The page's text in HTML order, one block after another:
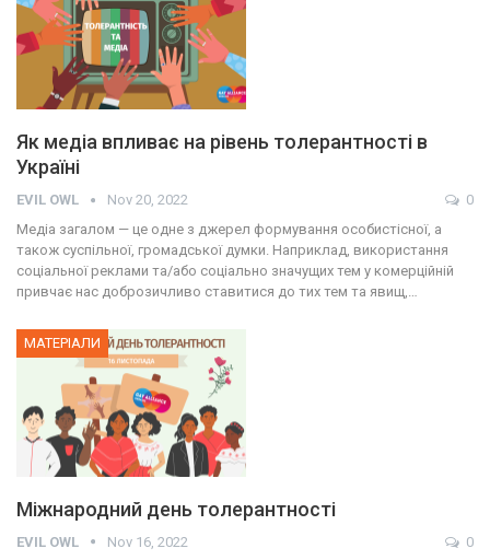
Як медіа впливає на рівень толерантності в
Україні
EVIL OWL Nov 20, 2022
0
Медіа загалом — це одне з джерел формування особистісної, а
також суспільної, громадської думки. Наприклад, використання
соціальної реклами та/або соціально значущих тем у комерційній
привчає нас доброзичливо ставитися до тих тем та явищ,…
МАТЕРІАЛИ
Міжнародний день толерантності
EVIL OWL Nov 16, 2022
0